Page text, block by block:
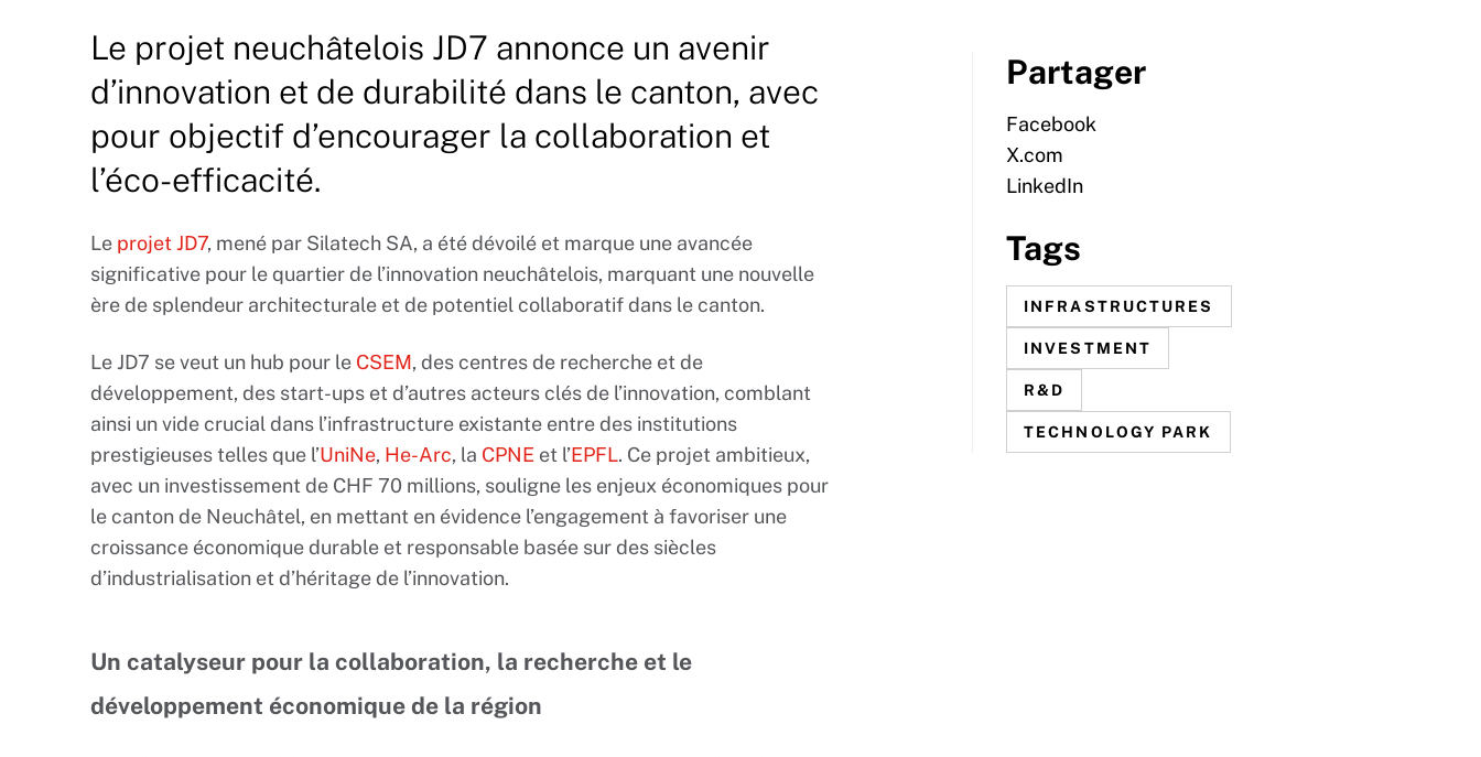
Le projet neuchâtelois JD7 annonce un avenir
d’innovation et de durabilité dans le canton, avec
pour objectif d’encourager la collaboration et
l’éco-efficacité.
Le projet JD7, mené par Silatech SA, a été dévoilé et marque une avancée
significative pour le quartier de l’innovation neuchâtelois, marquant une nouvelle
ère de splendeur architecturale et de potentiel collaboratif dans le canton.
Le JD7 se veut un hub pour le CSEM, des centres de recherche et de
développement, des start-ups et d’autres acteurs clés de l’innovation, comblant
ainsi un vide crucial dans l’infrastructure existante entre des institutions
prestigieuses telles que l’UniNe, He-Arc, la CPNE et l’EPFL. Ce projet ambitieux,
avec un investissement de CHF 70 millions, souligne les enjeux économiques pour
le canton de Neuchâtel, en mettant en évidence l’engagement à favoriser une
croissance économique durable et responsable basée sur des siècles
d’industrialisation et d’héritage de l’innovation.
Un catalyseur pour la collaboration, la recherche et le
développement économique de la région
Partager
Facebook
X.com
LinkedIn
Tags
INFRASTRUCTURES
INVESTMENT
R&D
TECHNOLOGY PARK